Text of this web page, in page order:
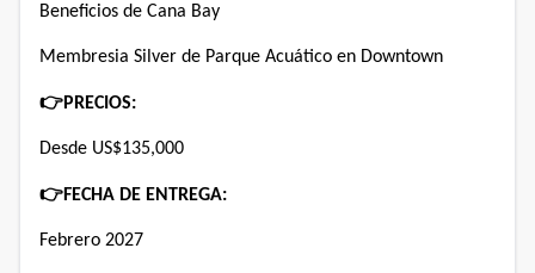
Beneficios de Cana Bay
Membresia Silver de Parque Acuático en Downtown
👉PRECIOS:
Desde US$135,000
👉FECHA DE ENTREGA:
Febrero 2027